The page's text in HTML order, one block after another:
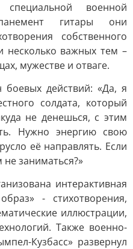
военной
гитары они
собственного
несколько важных тем –
мужестве и отваге.
действий: «Да, я
солдата, который
не денешься, с этим
Нужно энергию свою
её направлять. Если
заниматься?»
интерактивная
- стихотворения,
иллюстрации,
Также военно-
Кузбасс» развернул